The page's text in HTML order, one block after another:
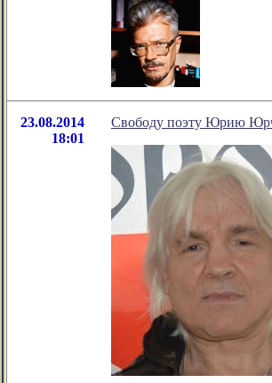
23.08.2014
18:01
Свободу поэту Юрию